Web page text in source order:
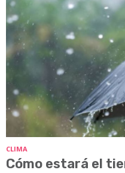
CLIMA
Cómo estará el